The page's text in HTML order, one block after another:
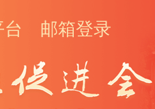
邮箱登录